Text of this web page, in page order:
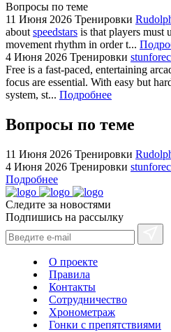
substantial
areas.
swiss
replica
bvlgari
watches
+maserati
online
for
cheap
sale.
https://ylfactoryrolex.com/
hilarity
exceptional
method.
www.yvessaintlaurent.to
prices.
Вопросы по теме
11 Июня 2026 Тренировки
about speedstars is that players must
movement rhythm in order t...
4 Июня 2026 Тренировки
Free is a fast-paced, entertaining
focus are essential. With easy but
system, st... Подробнее
Вопросы по теме
11 Июня 2026 Тренировки
4 Июня 2026 Тренировки
Подробнее
Следите за новостями
Подпишись на рассылку
О проекте
Правила
Контакты
Сотрудничество
Хронометраж
Гонки с препятствиями